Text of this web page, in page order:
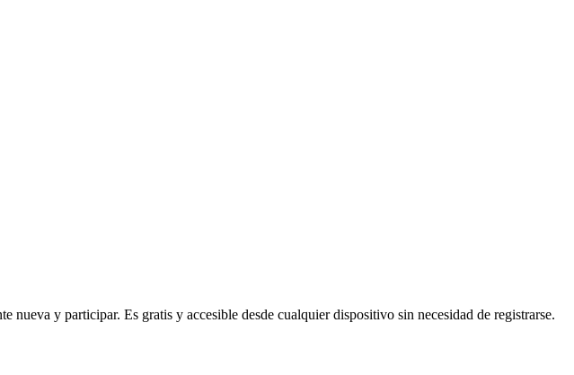
nueva y participar. Es gratis y accesible desde cualquier dispositivo sin necesidad de registrarse.